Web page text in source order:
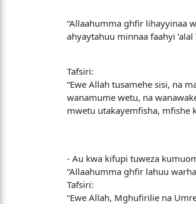
“Allaahumma ghfir lihayyinaa
ahyaytahuu minnaa faahyi
Tafsiri:
“Ewe Allah tusamehe sisi, na
wanamume wetu, na
mwetu utakayemfisha, mfishe
- Au kwa kifupi tuweza
“Allaahumma ghfir lahuu
Tafsiri:
“Ewe Allah, Mghufirilie na